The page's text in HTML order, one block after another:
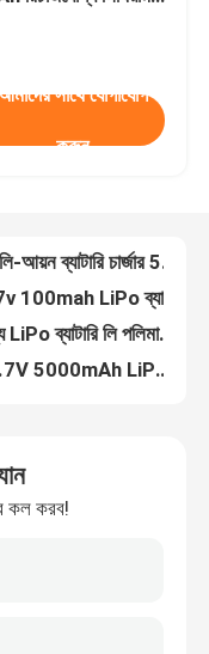
সাথে যোগাযোগ
করুন
3.7V 2000mAh লিথিয়াম আইওন পলিমার ব্যাটারি 0.5C চার্জিং বর্তমান
স্রাব 0.2C লিথিয়াম পলিমার ব্যাটারি 3.7V 5000mAh LiPo ব্যাটারি
ওডিএম 3.7v 10000mah LiPo ব্যাটারি 4.2V পাতলা LiPo ব্যাটারি পাওয়ার ব্যাংকের জন্য
1S2P কাস্টম লিপো ব্যাটারি প্যাক 20000mAh রিচার্জযোগ্য লি-আয়ন পলিমার
২৬০০ এমএএইচ ৩.৭ ভোল্ট লি-আইন ব্যাটারি সেল ১৮৬৫০ সিলিন্ড্রিক্যাল শক্তিশালী
কল করব!